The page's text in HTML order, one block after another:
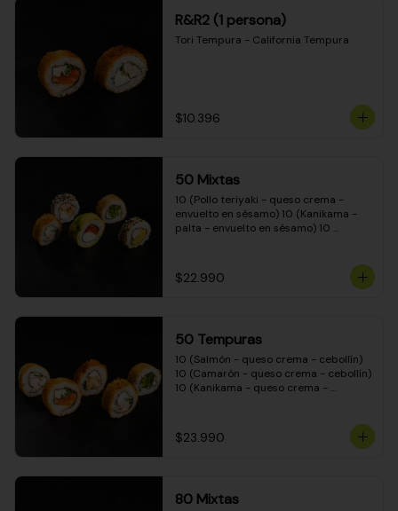
R&R2 (1 persona)
Tori Tempura - California Tempura
$10.396
50 Mixtas
10 (Pollo teriyaki - queso crema -
envuelto en sésamo) 10 (Kanikama -
palta - envuelto en sésamo) 10
cebollín - envuelto en masa tempura)
10 (Pimentón - queso crema - cebollín
$22.990
50 Tempuras
10 (Salmón - queso crema - cebollín)
10 (Camarón - queso crema - cebollín)
10 (Kanikama - queso crema -
crema - cebollín)
$23.990
80 Mixtas